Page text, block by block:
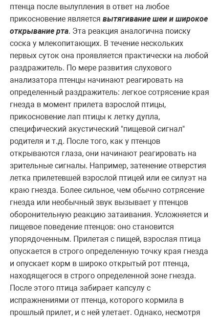
птенца после вылупления в ответ на любое
прикосновение является вытягивание шеи и широкое
открывание рта. Эта реакция аналогична поиску
соска у млекопитающих. В течение нескольких
первых суток она проявляется практически на любой
раздражитель. По мере развития слухового
анализатора птенцы начинают реагировать на
определенный раздражитель: легкое сотрясение края
гнезда в момент прилета взрослой птицы,
прикосновение лап птицы к летку дупла,
специфический акустический "пищевой сигнал"
родителя и т.д. После того, как у птенцов
открываются глаза, они начинают реагировать на
зрительные сигналы. Например, затенение отверстия
летка прилетевшей взрослой птицей или ее силуэт на
краю гнезда. Более сильное, чем обычно сотрясение
гнезда или необычный звук вызывает у птенцов
оборонительную реакцию затаивания. Усложняется и
пищевое поведение птенцов: оно становится
упорядоченным. Прилетая с пищей, взрослая птица
опускается в строго определенную точку края гнезда
и опускает корм в широко открытый рот птенца,
находящегося в строго определенной зоне гнезда.
После этого птица забирает капсулу с
испражнениями от птенца, которого кормила в
прошлый прилет, и с ней улетает. Однако, несмотря